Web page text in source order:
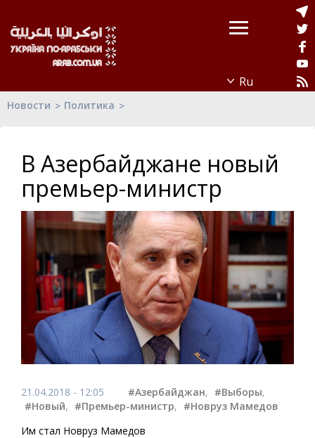
Новости Политика
В Азербайджане новый
премьер-министр
21.04.2018 - 12:05 #Азербайджан, #Выборы,
#Новый, #Премьер-министр, #Новруз Мамедов
Им стал Новруз Мамедов